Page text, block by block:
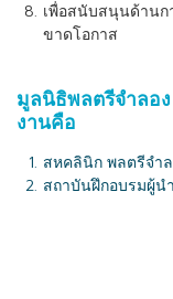
เพื่อสนับสนุนด้านก
ขาดโอกาส
มูลนิธิพลตรีจำลอง
งานคือ
สหคลินิก พลตรีจำล
สถาบันฝึกอบรมผู้น